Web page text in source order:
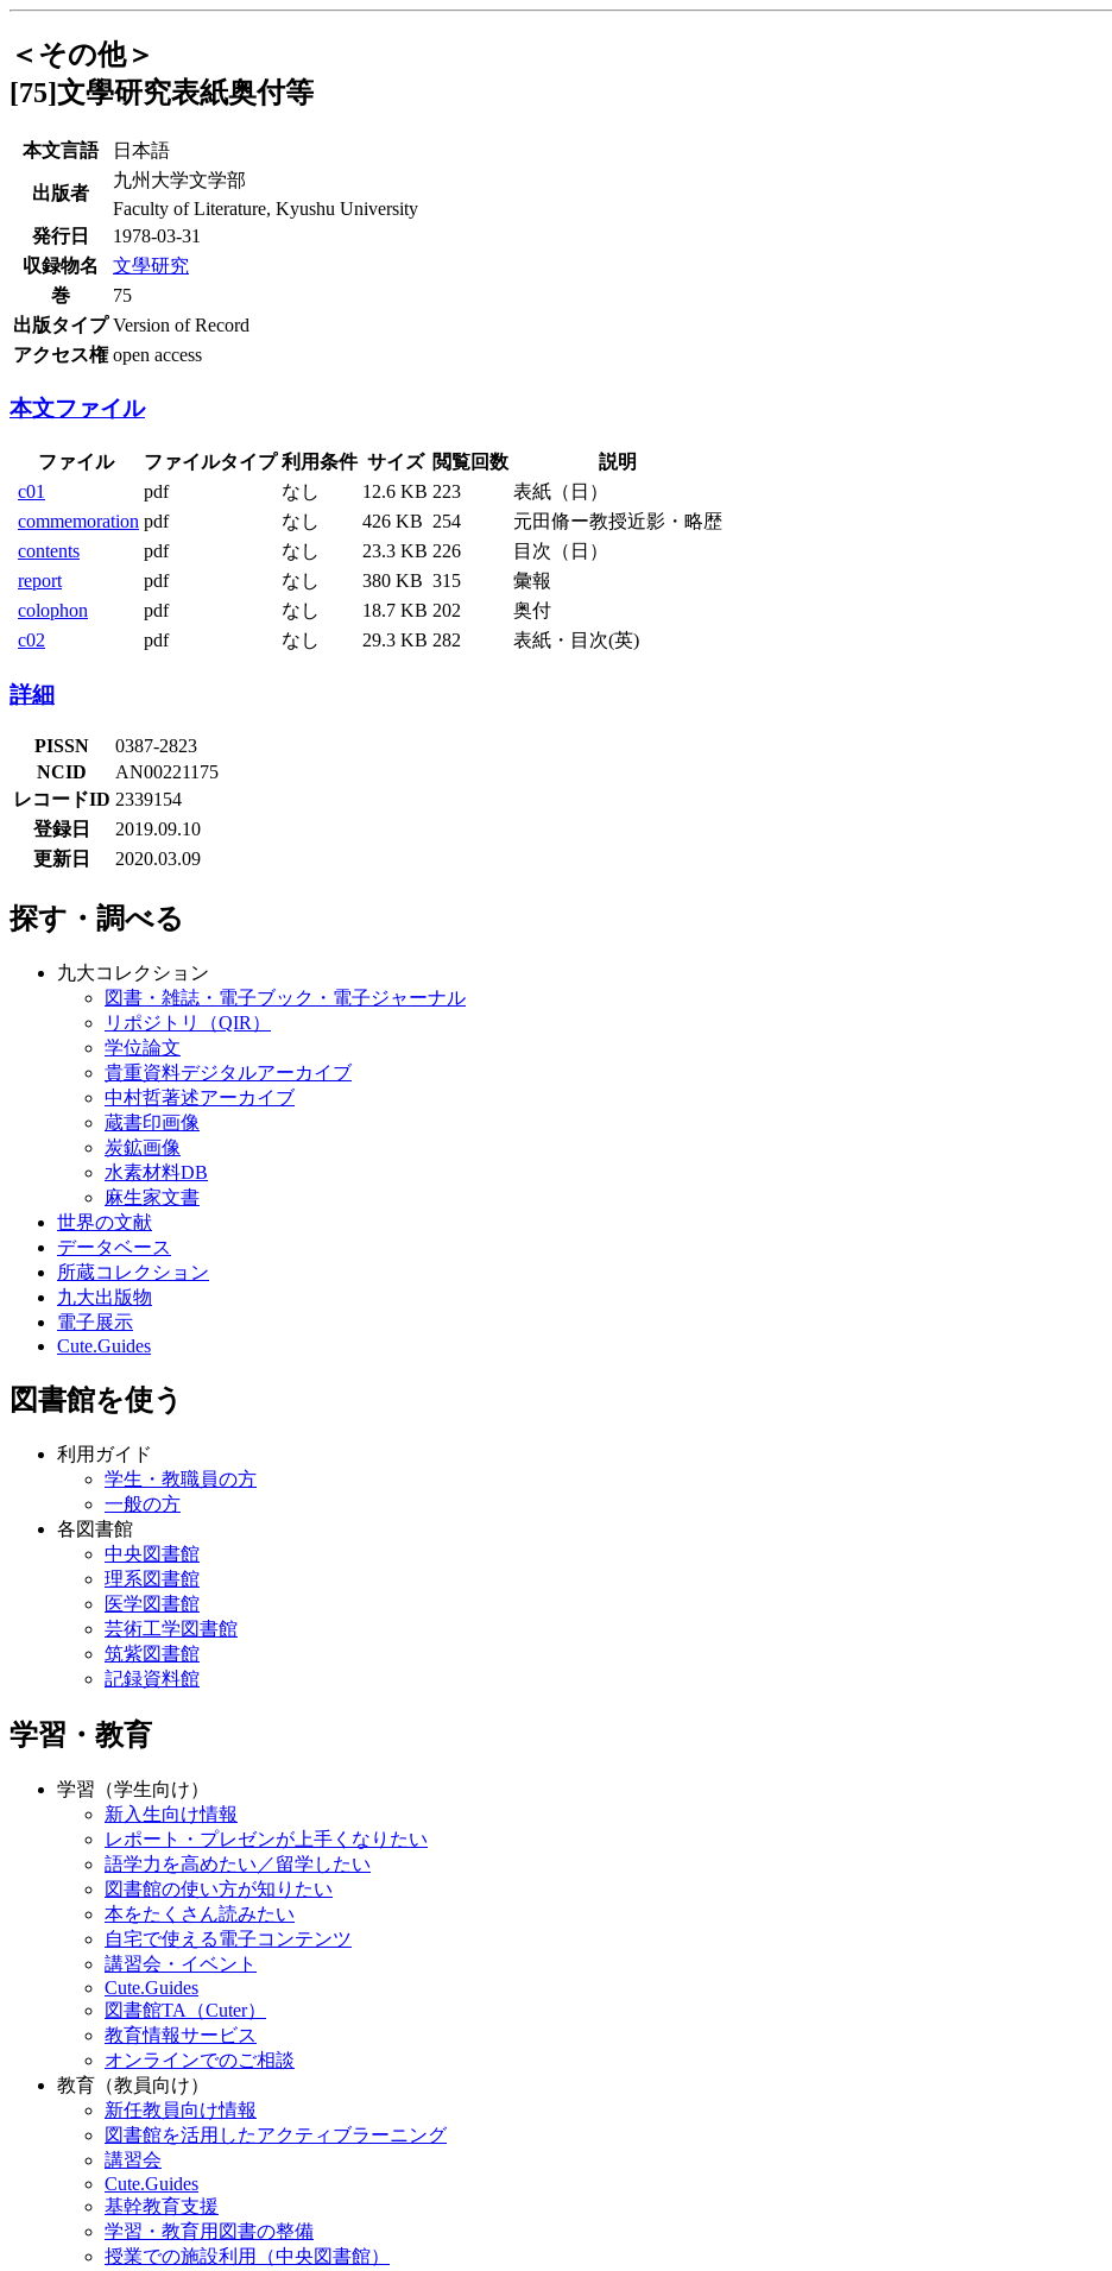
＜その他＞
[75]文學研究表紙奥付等
本文言語 日本語
出版者
九州大学文学部
Faculty of Literature, Kyushu University
発行日
1978-03-31
収録物名
文學研究
巻
75
出版タイプ Version of Record
アクセス権 open access
本文ファイル
ファイル ファイルタイプ 利用条件 サイズ 閲覧回数
説明
c01
pdf なし 12.6 KB 223
表紙（日）
commemoration pdf なし 426 KB 254
元田脩ー教授近影・略歴
contents
pdf なし 23.3 KB 226
目次（日）
report
pdf なし 380 KB 315
彙報
colophon
pdf なし 18.7 KB 202
奥付
c02
pdf なし 29.3 KB 282 表紙・目次(英)
詳細
PISSN
0387-2823
NCID
AN00221175
レコードID 2339154
登録日
2019.09.10
更新日
2020.03.09
探す・調べる
九大コレクション
図書・雑誌・電子ブック・電子ジャーナル
リポジトリ（QIR）
学位論文
貴重資料デジタルアーカイブ
中村哲著述アーカイブ
蔵書印画像
炭鉱画像
水素材料DB
麻生家文書
世界の文献
データベース
所蔵コレクション
九大出版物
電子展示
Cute.Guides
図書館を使う
利用ガイド
学生・教職員の方
一般の方
各図書館
中央図書館
理系図書館
医学図書館
芸術工学図書館
筑紫図書館
記録資料館
学習・教育
学習（学生向け）
新入生向け情報
レポート・プレゼンが上手くなりたい
語学力を高めたい／留学したい
図書館の使い方が知りたい
本をたくさん読みたい
自宅で使える電子コンテンツ
講習会・イベント
Cute.Guides
図書館TA（Cuter）
教育情報サービス
オンラインでのご相談
教育（教員向け）
新任教員向け情報
図書館を活用したアクティブラーニング
講習会
Cute.Guides
基幹教育支援
学習・教育用図書の整備
授業での施設利用（中央図書館）